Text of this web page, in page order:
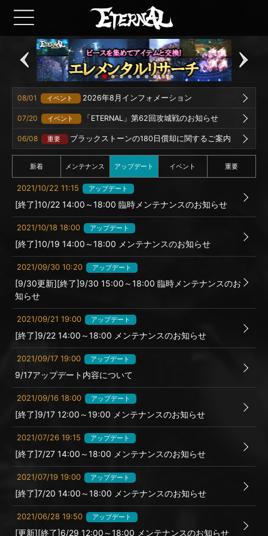
08/01 イベント 2026年8月インフォメーション
07/20 イベント 「ETERNAL」第62回攻城戦のお知らせ
06/08 重要 ブラックストーンの180日償却に関するご案内
新着 メンテナンス アップデート イベント 重要
2021/10/22 11:15 アップデート
[終了]10/22 14:00～18:00 臨時メンテナンスのお知らせ
2021/10/18 18:00 アップデート
[終了]10/19 14:00～18:00 メンテナンスのお知らせ
2021/09/30 10:20 アップデート
[9/30更新][終了]9/30 15:00～18:00 臨時メンテナンスのお
知らせ
2021/09/21 19:00 アップデート
[終了]9/22 14:00～18:00 メンテナンスのお知らせ
2021/09/17 19:00 アップデート
9/17アップデート内容について
2021/09/16 18:00 アップデート
[終了]9/17 12:00～19:00 メンテナンスのお知らせ
2021/07/26 19:15 アップデート
[終了]7/27 14:00～18:00 メンテナンスのお知らせ
2021/07/19 19:00 アップデート
[終了]7/20 14:00～18:00 メンテナンスのお知らせ
2021/06/28 19:50 アップデート
[更新][終了]6/29 12:00～18:00 メンテナンスのお知らせ